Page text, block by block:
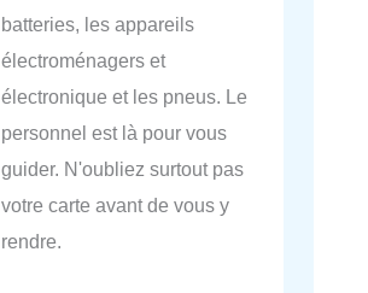
batteries, les appareils
électroménagers et
électronique et les pneus. Le
personnel est là pour vous
guider. N'oubliez surtout pas
votre carte avant de vous y
rendre.